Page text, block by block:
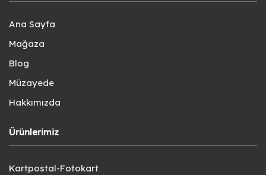
Ana Sayfa
Mağaza
Blog
Müzayede
Hakkımızda
Ürünlerimiz
Kartpostal-Fotokart